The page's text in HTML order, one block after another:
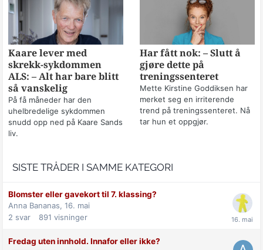
Kaare lever med
skrekk-sykdommen
ALS: – Alt har bare blitt
så vanskelig
På få måneder har den
uhelbredelige sykdommen
snudd opp ned på Kaare Sands
liv.
Har fått nok: – Slutt å
gjøre dette på
treningssenteret
Mette Kirstine Goddiksen har
merket seg en irriterende
trend på treningssenteret. Nå
tar hun et oppgjør.
SISTE TRÅDER I SAMME KATEGORI
Blomster eller gavekort til 7. klassing?
Anna Bananas, 16. mai
2 svar 891 visninger
Fredag uten innhold. Innafor eller ikke?